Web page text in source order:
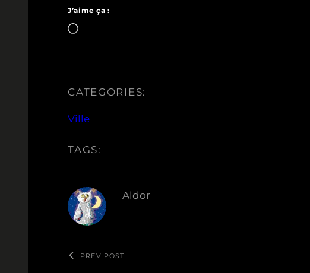
J’aime ça :
Chargement…
CATEGORIES:
Ville
TAGS:
Aldor
PREV POST